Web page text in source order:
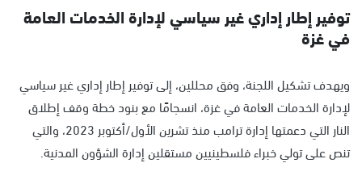
توفير إطار إداري غير سياسي لإدارة الخدمات العامة
في غزة
ويهدف تشكيل اللجنة، وفق محللين، إلى توفير إطار إداري غير سياسي
لإدارة الخدمات العامة في غزة، انسجامًا مع بنود خطة وقف إطلاق
النار التي دعمتها إدارة ترامب منذ تشرين الأول/أكتوبر 2023، والتي
تنص على تولي خبراء فلسطينيين مستقلين إدارة الشؤون المدنية.